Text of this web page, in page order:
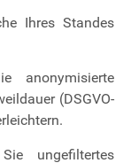
Ihres Standes
anonymisierte
(DSGVO-
ungefiltertes